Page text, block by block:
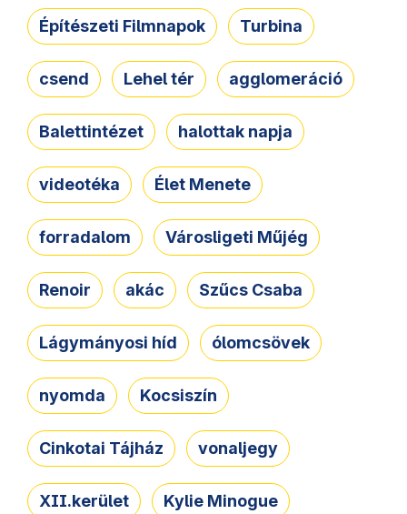
Építészeti Filmnapok Turbina
csend Lehel tér agglomeráció
Balettintézet halottak napja
videotéka Élet Menete
forradalom Városligeti Műjég
Renoir akác Szűcs Csaba
Lágymányosi híd ólomcsövek
nyomda Kocsiszín
Cinkotai Tájház vonaljegy
XII.kerület Kylie Minogue